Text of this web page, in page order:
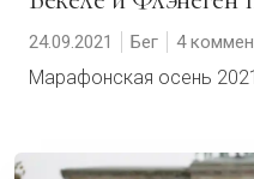
24.09.2021 Бег 4
Марафонская осень 2021